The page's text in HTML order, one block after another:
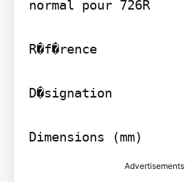
normal pour 726R
R�f�rence
D�signation
Dimensions (mm)
Advertisements